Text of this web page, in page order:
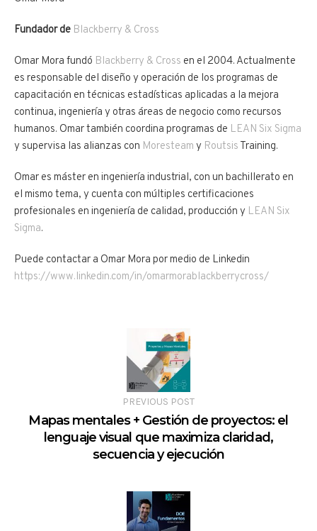
Fundador de Blackberry & Cross
Omar Mora fundó Blackberry & Cross en el 2004. Actualmente
es responsable del diseño y operación de los programas de
capacitación en técnicas estadísticas aplicadas a la mejora
continua, ingeniería y otras áreas de negocio como recursos
humanos. Omar también coordina programas de LEAN Six Sigma
y supervisa las alianzas con Moresteam y Routsis Training.
Omar es máster en ingeniería industrial, con un bachillerato en
el mismo tema, y cuenta con múltiples certificaciones
profesionales en ingeniería de calidad, producción y LEAN Six
Sigma.
Puede contactar a Omar Mora por medio de Linkedin
https://www.linkedin.com/in/omarmorablackberrycross/
PREVIOUS POST
Mapas mentales + Gestión de proyectos: el
lenguaje visual que maximiza claridad,
secuencia y ejecución